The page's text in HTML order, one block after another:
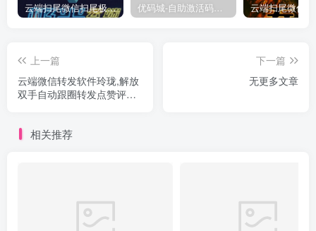
云端扫尾微信扫尾极光,天使,格力,新百伦双号正版点数点卡授权充值 优码城-自助激活码商城-自助购卡点击-激活码24小时自助发卡地址
上一篇
云端微信转发软件玲珑,解放
双手自动跟圈转发点赞评论
下一篇
无更多文章
相关推荐